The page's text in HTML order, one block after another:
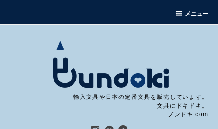
メニュー
輸入文具や日本の定番文具を販売しています。
文具にドキドキ。
ブンドキ.com